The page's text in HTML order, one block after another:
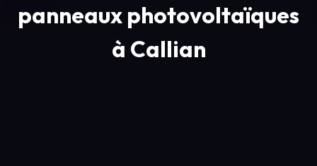
panneaux photovoltaïques
à Callian